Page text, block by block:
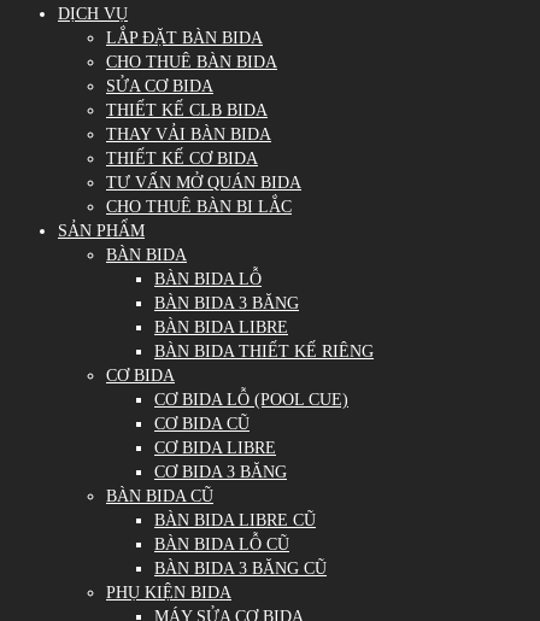
DỊCH VỤ
LẮP ĐẶT BÀN BIDA
CHO THUÊ BÀN BIDA
SỬA CƠ BIDA
THIẾT KẾ CLB BIDA
THAY VẢI BÀN BIDA
THIẾT KẾ CƠ BIDA
TƯ VẤN MỞ QUÁN BIDA
CHO THUÊ BÀN BI LẮC
SẢN PHẨM
BÀN BIDA
BÀN BIDA LỖ
BÀN BIDA 3 BĂNG
BÀN BIDA LIBRE
BÀN BIDA THIẾT KẾ RIÊNG
CƠ BIDA
CƠ BIDA LỖ (POOL CUE)
CƠ BIDA CŨ
CƠ BIDA LIBRE
CƠ BIDA 3 BĂNG
BÀN BIDA CŨ
BÀN BIDA LIBRE CŨ
BÀN BIDA LỖ CŨ
BÀN BIDA 3 BĂNG CŨ
PHỤ KIỆN BIDA
MÁY SỬA CƠ BIDA